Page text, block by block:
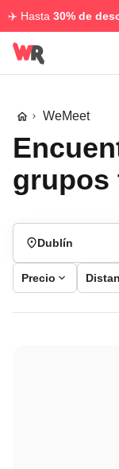
✈️ Hasta 30% de
WeMeet
grupos
Dublín
Precio